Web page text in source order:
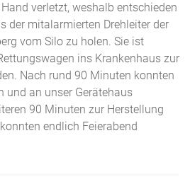
verletzt, weshalb entschieden
der mitalarmierten Drehleiter der
vom Silo zu holen. Sie ist
ins Krankenhaus zur
Nach rund 90 Minuten konnten
und an unser Gerätehaus
90 Minuten zur Herstellung
endlich Feierabend